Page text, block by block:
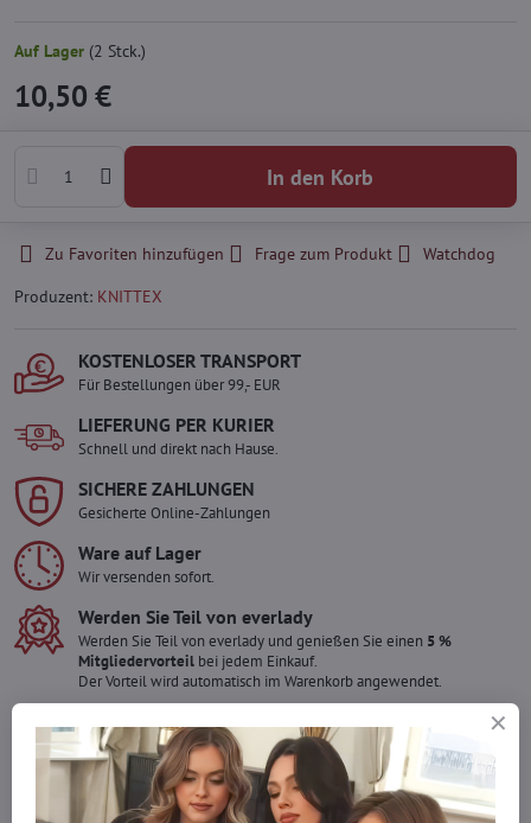
Auf Lager (2 Stck.)
10,50 €
In den Korb
Zu Favoriten hinzufügen Frage zum Produkt
Watchdog
Produzent: KNITTEX
KOSTENLOSER TRANSPORT
Für Bestellungen über 99,- EUR
LIEFERUNG PER KURIER
Schnell und direkt nach Hause.
SICHERE ZAHLUNGEN
Gesicherte Online-Zahlungen
Ware auf Lager
Wir versenden sofort.
Werden Sie Teil von everlady
Werden Sie Teil von everlady und genießen Sie einen 5 %
Mitgliedervorteil bei jedem Einkauf.
Der Vorteil wird automatisch im Warenkorb angewendet.
Möchten Sie mehr bestellen ?
Zögern Sie nicht, uns zu kontaktieren, wir füllen die Ware für Sie